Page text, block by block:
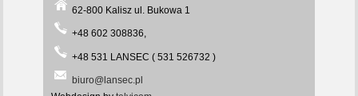
62-800 Kalisz ul. Bukowa 1
+48 602 308836,
+48 531 LANSEC ( 531 526732 )
biuro@lansec.pl